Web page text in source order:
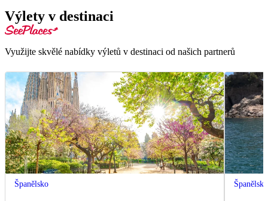
Výlety v destinaci
Využijte skvělé nabídky výletů v destinaci od našich partnerů
Španělsko Španělsko